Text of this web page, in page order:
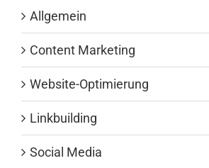
Allgemein
Content Marketing
Website-Optimierung
Linkbuilding
Social Media